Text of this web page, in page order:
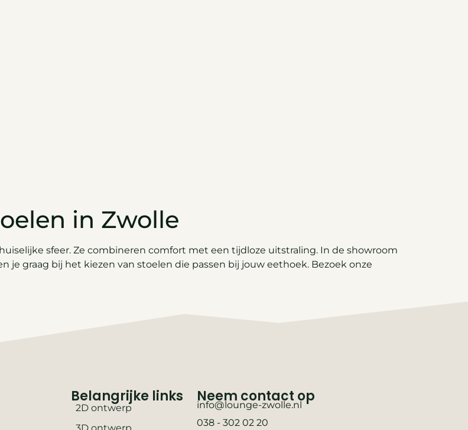
in Zwolle
sfeer. Ze combineren comfort met een tijdloze uitstraling. In de showroom
je graag bij het kiezen van stoelen die passen bij jouw eethoek. Bezoek onze
Belangrijke links
2D ontwerp
Neem contact op
info@lounge-zwolle.nl
038 - 302 02 20